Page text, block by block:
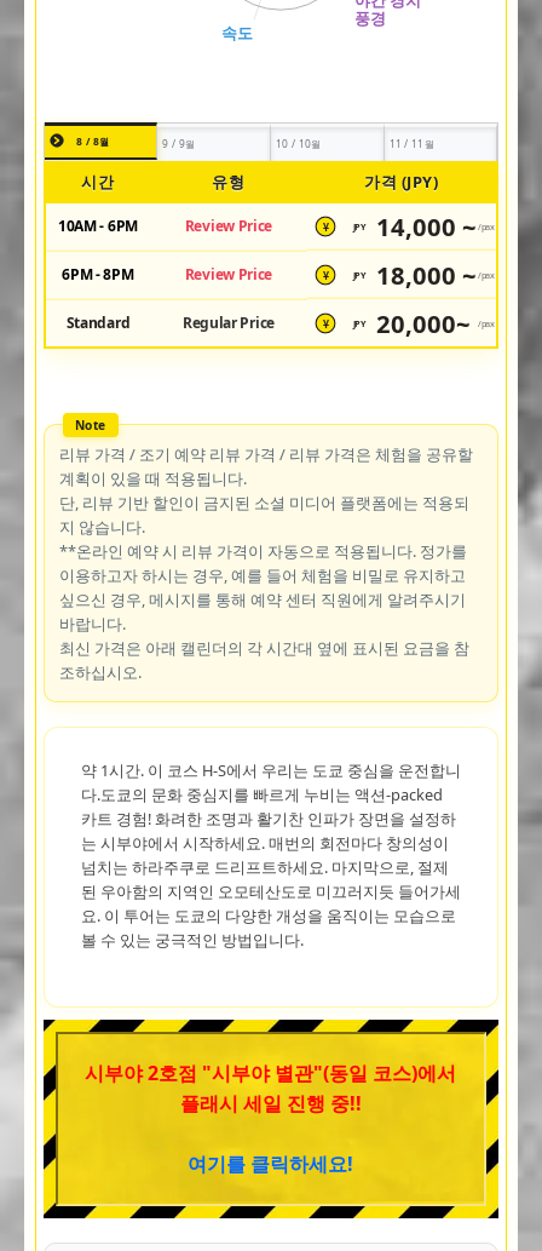
8 / 8월 9 / 9월 10 / 10월 11 / 11월
시간 유형 가격 (JPY)
10AM - 6PM Review Price ¥ JPY 14,000 ~ /pax
6PM - 8PM Review Price ¥ JPY 18,000 ~ /pax
Standard Regular Price ¥ JPY 20,000~ /pax
리뷰 가격 / 조기 예약 리뷰 가격 / 리뷰 가격은 체험을 공유할
계획이 있을 때 적용됩니다.
단, 리뷰 기반 할인이 금지된 소셜 미디어 플랫폼에는 적용되
지 않습니다.
**온라인 예약 시 리뷰 가격이 자동으로 적용됩니다. 정가를
이용하고자 하시는 경우, 예를 들어 체험을 비밀로 유지하고
싶으신 경우, 메시지를 통해 예약 센터 직원에게 알려주시기
바랍니다.
최신 가격은 아래 캘린더의 각 시간대 옆에 표시된 요금을 참
조하십시오.
약 1시간. 이 코스 H-S에서 우리는 도쿄 중심을 운전합니
다.도쿄의 문화 중심지를 빠르게 누비는 액션-packed
카트 경험! 화려한 조명과 활기찬 인파가 장면을 설정하
는 시부야에서 시작하세요. 매번의 회전마다 창의성이
넘치는 하라주쿠로 드리프트하세요. 마지막으로, 절제
된 우아함의 지역인 오모테산도로 미끄러지듯 들어가세
요. 이 투어는 도쿄의 다양한 개성을 움직이는 모습으로
볼 수 있는 궁극적인 방법입니다.
시부야 2호점 "시부야 별관"(동일 코스)에서
플래시 세일 진행 중!!
여기를 클릭하세요!